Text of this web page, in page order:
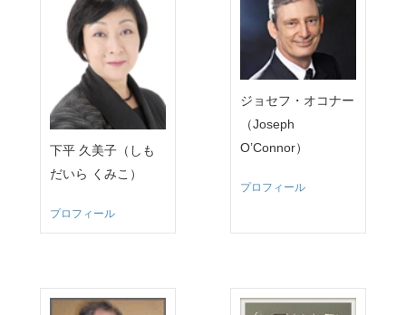
下平 久美子（しも
だいら くみこ）
プロフィール
ジョセフ・オコナー
（Joseph
O’Connor）
プロフィール